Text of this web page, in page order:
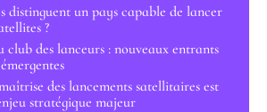
distinguent un pays capable de lancer
?
club des lanceurs : nouveaux entrants
des lancements satellitaires est
stratégique majeur